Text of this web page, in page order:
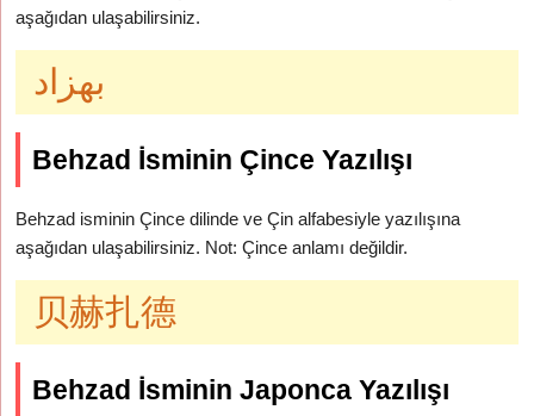
aşağıdan ulaşabilirsiniz.
بهزاد
Behzad İsminin Çince Yazılışı
Behzad isminin Çince dilinde ve Çin alfabesiyle yazılışına
aşağıdan ulaşabilirsiniz. Not: Çince anlamı değildir.
贝赫扎德
Behzad İsminin Japonca Yazılışı